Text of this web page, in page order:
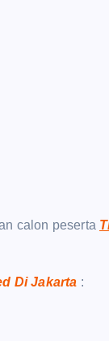
calon peserta
Di Jakarta :